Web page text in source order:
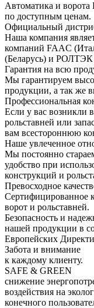
Автоматика и ворота
по доступным ценам.
Официальный
Наша компания
компаний FAAC
(Беларусь) и
Гарантия на всю
Мы гарантируем
продукции, а так же
Профессиональная
Если у вас возникли
рольставней или
вам всестороннюю
Наше увлеченное
Мы постоянно
удобство при
конструкций и
Превосходное
Сертифицированное
ворот и рольставней.
Безопасность и
нашей продукции в
Европейских
Забота и внимание
к каждому клиенту.
SAFE & GREEN
снижение
воздействия на
конечного